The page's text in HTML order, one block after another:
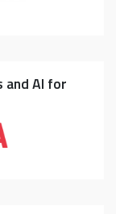
and AI for